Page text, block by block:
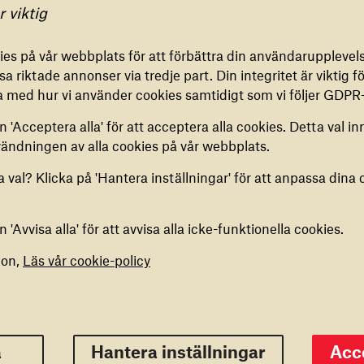
Behind
för cookies
är nödvändiga för att vår webbplats ska fungera
De kan inte inaktiveras.
FÖR ANALYS
hjälper oss att samla in anonym information om hur
används. Du kan aktivera eller inaktivera dem.
dessa cookies för att anpassa din upplevelse och förse
skräddarsytt innehåll. Du har möjlighet att aktivera eller
dem.
viktig
på vår webbplats för att förbättra din
riktade annonser via tredje part. Din integritet är viktig
hur vi använder cookies samtidigt som vi följer
'Acceptera alla' för att acceptera alla cookies. Detta val
av alla cookies på vår webbplats.
val? Klicka på 'Hantera inställningar' för att anpassa dina
'Avvisa alla' för att avvisa alla icke-funktionella cookies.
Läs vår cookie-policy
Hantera inställningar